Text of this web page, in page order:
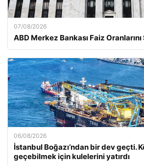
07/08/2026
ABD Merkez Bankası Faiz
06/08/2026
İstanbul Boğazı’ndan bir dev geçti.
geçebilmek için kulelerini yatırdı